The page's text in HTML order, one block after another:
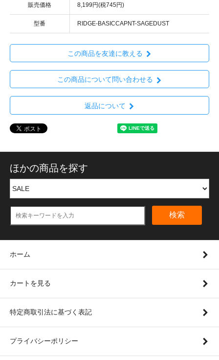
販売価格 8,199円(税745円)
型番 RIDGE-BASICCAPNT-SAGEDUST
この商品を友達に教える
この商品について問い合わせる
返品について
ほかの商品を探す
検索
ホーム
カートを見る
特定商取引法に基づく表記
プライバシーポリシー